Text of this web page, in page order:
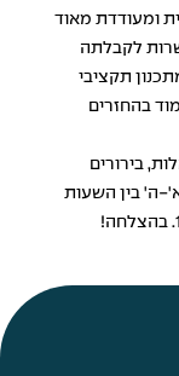
ומעודדת מאוד
לקבלתה
תקציבי
לעמוד בהחזרים
בירורים
03-7215965, בימים א'-ה' בין השעות